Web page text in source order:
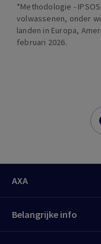
*Methodologie -
volwassenen, onder
landen in Europa,
februari 2026.
AXA
Belangrijke info